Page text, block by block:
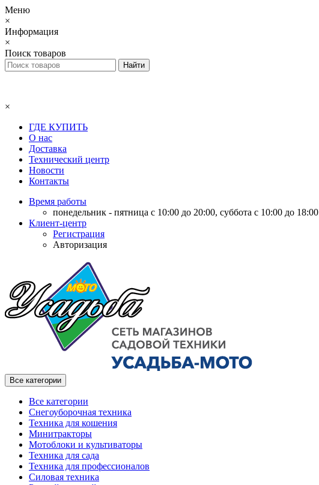
Меню
×
Информация
×
Поиск товаров
×
ГДЕ КУПИТЬ
О нас
Доставка
Технический центр
Новости
Контакты
Время работы
понедельник - пятница с 10:00 до 20:00, суббота с 10:00 до 18:00
Клиент-центр
Регистрация
Авторизация
Все категории
Все категории
Снегоуборочная техника
Техника для кошения
Минитракторы
Мотоблоки и культиваторы
Техника для сада
Техника для профессионалов
Силовая техника